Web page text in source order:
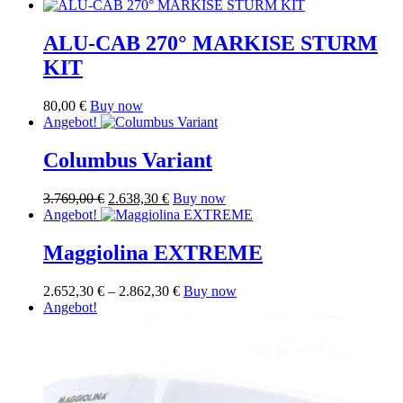
ALU-CAB 270° MARKISE STURM
KIT
80,00 € Buy now
Angebot!
Columbus Variant
3.769,00€ Ursprünglicher
Preis
3.769,00 €
2.638,30 €Aktueller
Preis
2.638,30 €.
Buy nowDieses
Produkt
mehrere
Varianten
Die
gewählt
Angebot!
Maggiolina EXTREME
2.652,30 € – 2.862,30 €Preisspanne:
Buy nowDieses
Die
Angebot!